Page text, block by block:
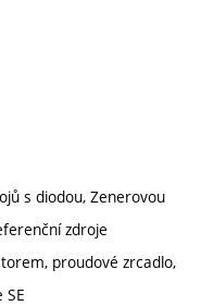
s diodou, Zenerovou
zdroje
proudové zrcadlo,
SE